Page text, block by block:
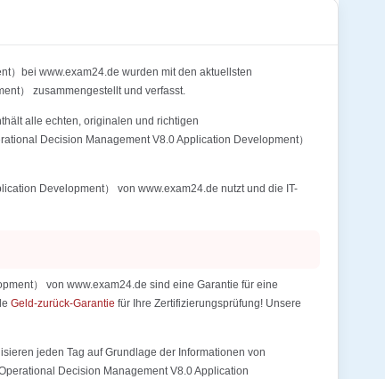
）bei www.exam24.de wurden mit den aktuellsten
） zusammengestellt und verfasst.
alle echten, originalen und richtigen
Decision Management V8.0 Application Development）
Development） von www.exam24.de nutzt und die IT-
） von www.exam24.de sind eine Garantie für eine
Geld-zurück-Garantie für Ihre Zertifizierungsprüfung! Unsere
jeden Tag auf Grundlage der Informationen von
Decision Management V8.0 Application